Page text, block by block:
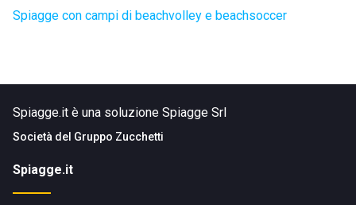
Spiagge con campi di beachvolley e beachsoccer
Spiagge.it è una soluzione Spiagge Srl
Società del Gruppo Zucchetti
Spiagge.it